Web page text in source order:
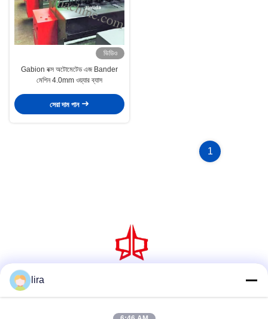
ভিডিও
Gabion বক্স অটোমেটেড এজ Bander
মেশিন 4.0mm ওয়্যার ব্যাস
সেরা দাম পান
1
lira